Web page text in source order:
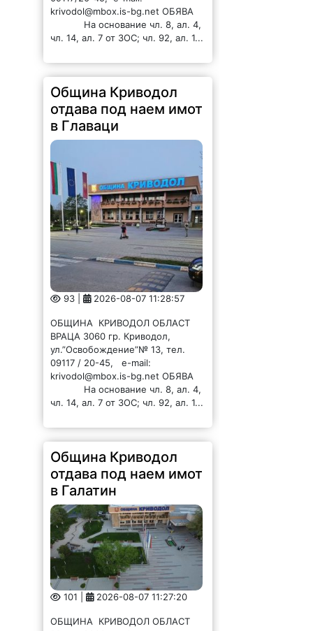
Община Криводол
отдава под наем имот
в Главаци
93 | 2026-08-07 11:28:57
ОБЩИНА КРИВОДОЛ ОБЛАСТ
ВРАЦА 3060 гр. Криводол,
ул.”Освобождение”№ 13, тел.
09117 / 20-45, e-mail:
На основание чл. 8, ал. 4,
чл. 14, ал. 7 от ЗОС; чл. 92, ал. 1...
Община Криводол
отдава под наем имот
в Галатин
101 | 2026-08-07 11:27:20
ОБЩИНА КРИВОДОЛ ОБЛАСТ
ВРАЦА 3060 гр. Криводол,
ул.”Освобождение”№ 13, тел.
09117 / 20-45, e-mail:
основание чл. 8, ал. 4, чл. 14, ал.